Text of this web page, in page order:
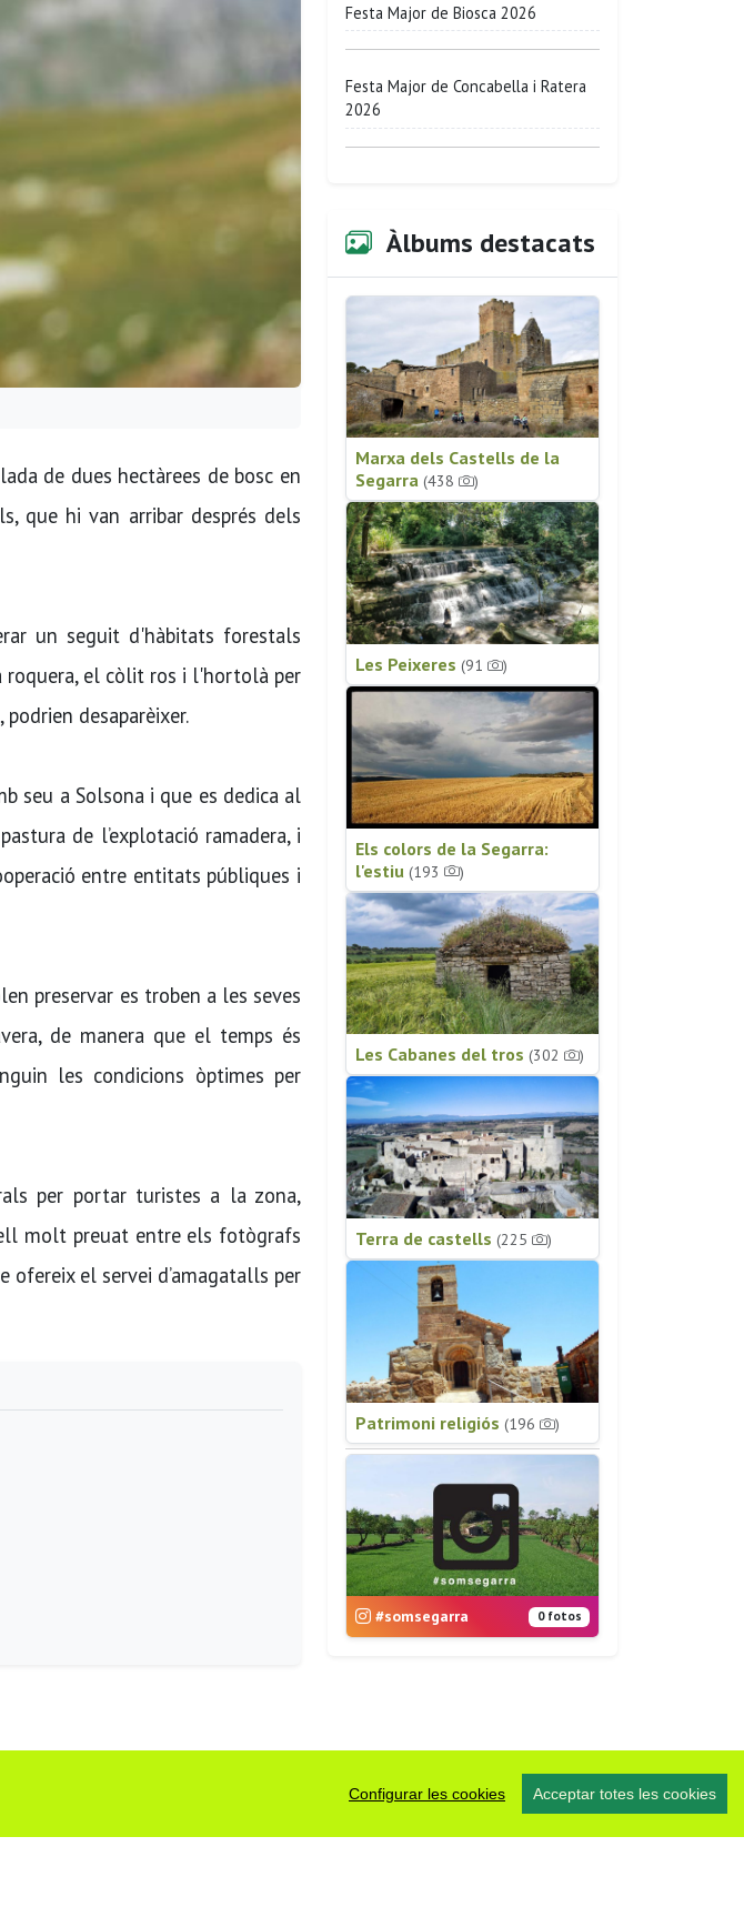
Configurar les cookies Acceptar totes les cookies
de dues hectàrees de bosc en
que hi van arribar després dels
un seguit d'hàbitats forestals
roquera, el còlit ros i l'hortolà per
desaparèixer.
seu a Solsona i que es dedica al
de l’explotació ramadera, i
entre entitats públiques i
preservar es troben a les seves
de manera que el temps és
les condicions òptimes per
per portar turistes a la zona,
molt preuat entre els fotògrafs
ofereix el servei d’amagatalls per
Festa Major de Biosca 2026
Festa Major de Concabella i Ratera
2026
Àlbums destacats
Marxa dels Castells de la
Segarra (438 )
Les Peixeres (91 )
Els colors de la Segarra:
l'estiu (193 )
Les Cabanes del tros (302 )
Terra de castells (225 )
Patrimoni religiós (196 )
#somsegarra 0 fotos